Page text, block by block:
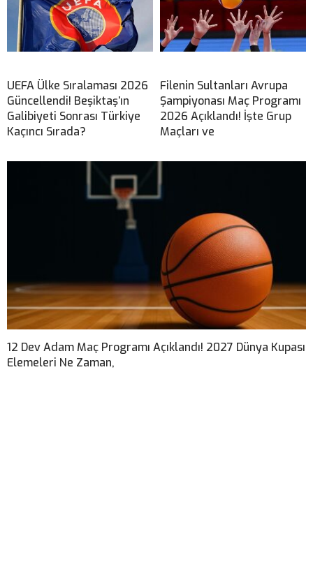
UEFA Ülke Sıralaması 2026
Güncellendi! Beşiktaş’ın
Galibiyeti Sonrası Türkiye
Kaçıncı Sırada?
Filenin Sultanları Avrupa
Şampiyonası Maç Programı
2026 Açıklandı! İşte Grup
Maçları ve
12 Dev Adam Maç Programı Açıklandı! 2027 Dünya Kupası
Elemeleri Ne Zaman,